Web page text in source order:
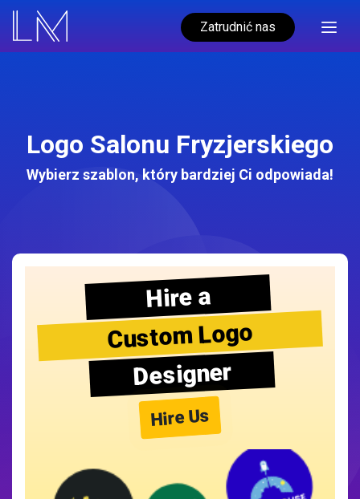
Zatrudnić nas
Logo Salonu Fryzjerskiego
Wybierz szablon, który bardziej Ci odpowiada!
Hire a
Custom Logo
Designer
Hire Us